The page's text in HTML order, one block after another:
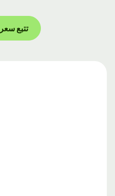
تتبع سعر